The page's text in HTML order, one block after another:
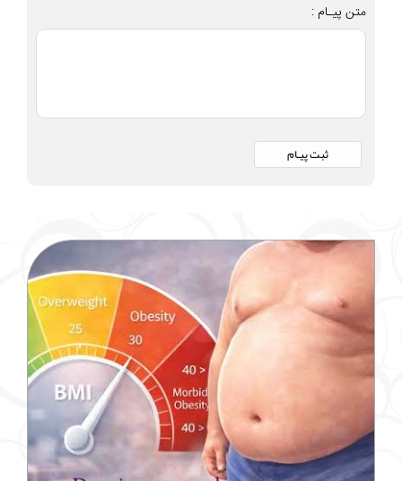
متن پیـام :